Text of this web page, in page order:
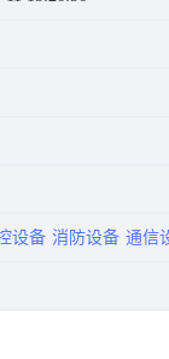
设备 消防设备 通信